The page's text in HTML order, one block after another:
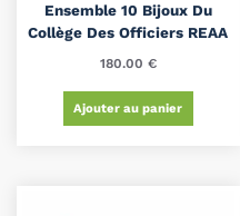
Ensemble 10 Bijoux Du
Collège Des Officiers REAA
180.00 €
Ajouter au panier